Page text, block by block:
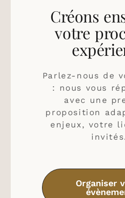
Créons
votre
Parlez-nous de
: nous vous
avec une
proposition
enjeux, votre
Organiser